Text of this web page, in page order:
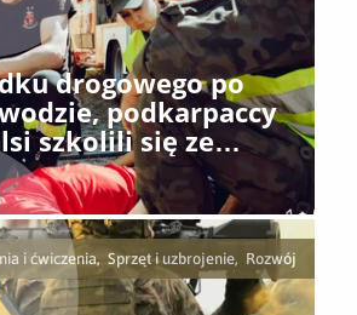
drogowego po
podkarpaccy
szkolili się ze
OSP Zaklików
i ćwiczenia, Sprzęt i uzbrojenie, Rozwój